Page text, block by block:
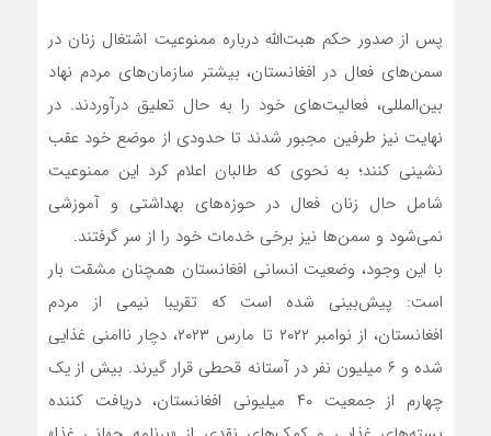
پس از صدور حکم هبت‌الله درباره ممنوعیت اشتغال زنان در
سمن‌های فعال در افغانستان، بیشتر سازمان‌های مردم نهاد
بین‌المللی، فعالیت‌های خود را به حال تعلیق درآوردند. در
نهایت نیز طرفین مجبور شدند تا حدودی از موضع خود عقب
نشینی کنند؛ به نحوی که طالبان اعلام کرد این ممنوعیت
شامل حال زنان فعال در حوزه‌های بهداشتی و آموزشی
نمی‌شود و سمن‌ها نیز برخی خدمات خود را از سر گرفتند.
با این وجود، وضعیت انسانی افغانستان همچنان مشقت بار
است: پیش‌بینی شده است که تقریبا نیمی از مردم
افغانستان، از نوامبر ۲۰۲۲ تا مارس ۲۰۲۳، دچار ناامنی غذایی
شده و ۶ میلیون نفر در آستانه قحطی قرار گیرند. بیش از یک
چهارم از جمعیت ۴۰ میلیونی افغانستان، دریافت کننده